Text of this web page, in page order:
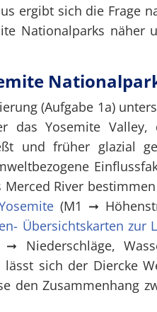
ergibt sich die Frage
Nationalparks näher
(Aufgabe 1a)
das Yosemite Valley,
und früher glazial
River
(M1 ➞
Übersichtskarten zur
➞ Niederschläge,
sich der Diercke
den Zusammenhang